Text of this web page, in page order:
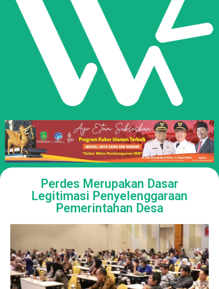
Perdes Merupakan Dasar
Legitimasi Penyelenggaraan
Pemerintahan Desa